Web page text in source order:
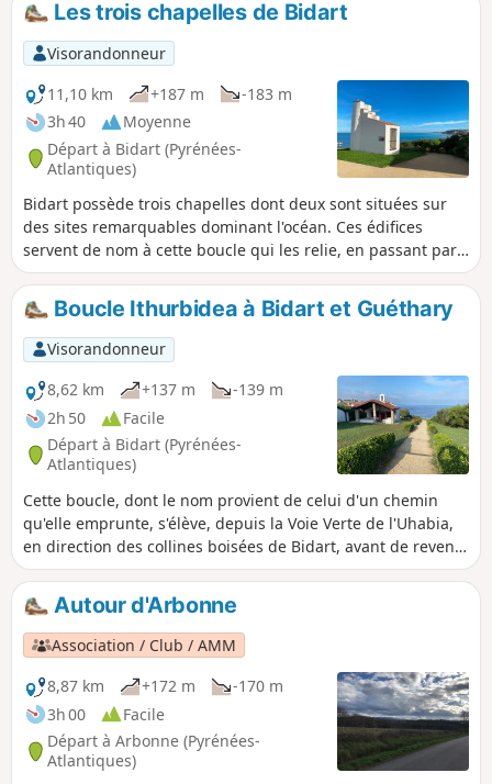
Les trois chapelles de Bidart
Visorandonneur
11,10 km
+187 m
-183 m
3h 40
Moyenne
Départ à Bidart (Pyrénées-
Atlantiques)
Bidart possède trois chapelles dont deux sont situées sur
des sites remarquables dominant l'océan. Ces édifices
servent de nom à cette boucle qui les relie, en passant par
le centre du village et permettant de découvrir une majeure
partie du littoral de Bidart avec ses panoramas qui
s'étendent depuis la côte des Landes jusqu'aux premières
montagnes basques.
Boucle Ithurbidea à Bidart et Guéthary
Visorandonneur
8,62 km
+137 m
-139 m
2h 50
Facile
Départ à Bidart (Pyrénées-
Atlantiques)
Cette boucle, dont le nom provient de celui d'un chemin
qu'elle emprunte, s'élève, depuis la Voie Verte de l'Uhabia,
en direction des collines boisées de Bidart, avant de revenir
sur le sud de son littoral avec ses sites remarquables
surplombant l'océan.
Autour d'Arbonne
Association / Club / AMM
8,87 km
+172 m
-170 m
3h 00
Facile
Départ à Arbonne (Pyrénées-
Atlantiques)